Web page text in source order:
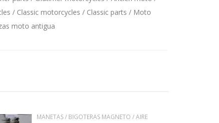
/ Classic motorcycles / Classic parts / Moto
moto antigua
MANETAS / BIGOTERAS MAGNETO / AIRE